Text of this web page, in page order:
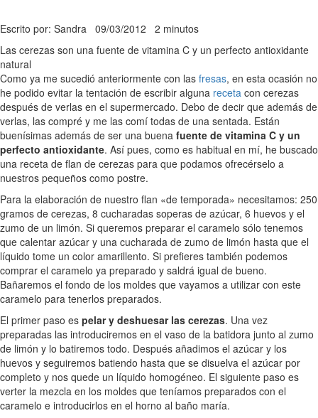
Escrito por: Sandra 09/03/2012 2 minutos
Las cerezas son una fuente de vitamina C y un perfecto antioxidante
natural
Como ya me sucedió anteriormente con las fresas, en esta ocasión no
he podido evitar la tentación de escribir alguna receta con cerezas
después de verlas en el supermercado. Debo de decir que además de
verlas, las compré y me las comí todas de una sentada. Están
buenísimas además de ser una buena fuente de vitamina C y un
perfecto antioxidante. Así pues, como es habitual en mí, he buscado
una receta de flan de cerezas para que podamos ofrecérselo a
nuestros pequeños como postre.
Para la elaboración de nuestro flan «de temporada» necesitamos: 250
gramos de cerezas, 8 cucharadas soperas de azúcar, 6 huevos y el
zumo de un limón. Si queremos preparar el caramelo sólo tenemos
que calentar azúcar y una cucharada de zumo de limón hasta que el
líquido tome un color amarillento. Si prefieres también podemos
comprar el caramelo ya preparado y saldrá igual de bueno.
Bañaremos el fondo de los moldes que vayamos a utilizar con este
caramelo para tenerlos preparados.
El primer paso es pelar y deshuesar las cerezas. Una vez
preparadas las introduciremos en el vaso de la batidora junto al zumo
de limón y lo batiremos todo. Después añadimos el azúcar y los
huevos y seguiremos batiendo hasta que se disuelva el azúcar por
completo y nos quede un líquido homogéneo. El siguiente paso es
verter la mezcla en los moldes que teníamos preparados con el
caramelo e introducirlos en el horno al baño maría.